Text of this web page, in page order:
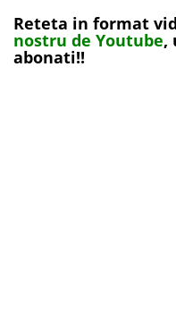
Reteta in format
nostru de Youtube,
abonati!!